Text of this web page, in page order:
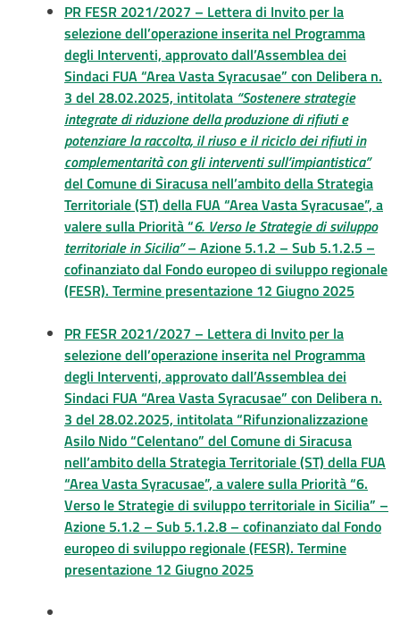
PR FESR 2021/2027 – Lettera di Invito per la
selezione dell’operazione inserita nel Programma
degli Interventi, approvato dall’Assemblea dei
Sindaci FUA “Area Vasta Syracusae” con Delibera n.
3 del 28.02.2025, intitolata “Sostenere strategie
integrate di riduzione della produzione di rifiuti e
potenziare la raccolta, il riuso e il riciclo dei rifiuti in
complementarità con gli interventi sull’impiantistica”
del Comune di Siracusa nell’ambito della Strategia
Territoriale (ST) della FUA “Area Vasta Syracusae”, a
valere sulla Priorità “6. Verso le Strategie di sviluppo
territoriale in Sicilia”– Azione 5.1.2 – Sub 5.1.2.5 –
cofinanziato dal Fondo europeo di sviluppo regionale
(FESR). Termine presentazione 12 Giugno 2025
PR FESR 2021/2027 – Lettera di Invito per la
selezione dell’operazione inserita nel Programma
degli Interventi, approvato dall’Assemblea dei
Sindaci FUA “Area Vasta Syracusae” con Delibera n.
3 del 28.02.2025, intitolata “Rifunzionalizzazione
Asilo Nido “Celentano” del Comune di Siracusa
nell’ambito della Strategia Territoriale (ST) della FUA
“Area Vasta Syracusae”, a valere sulla Priorità “6.
Verso le Strategie di sviluppo territoriale in Sicilia” –
Azione 5.1.2 – Sub 5.1.2.8 – cofinanziato dal Fondo
europeo di sviluppo regionale (FESR). Termine
presentazione 12 Giugno 2025